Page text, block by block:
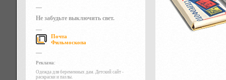
—
Не забудьте выключить свет.
—
Почта
Фильмоскопа
—
Реклама:
Одежда для беременных дам. Детский сайт-
раскраскии пазлы.